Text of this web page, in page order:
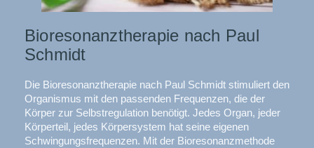
Bioresonanztherapie nach Paul
Schmidt
Die Bioresonanztherapie nach Paul Schmidt stimuliert den
Organismus mit den passenden Frequenzen, die der
Körper zur Selbstregulation benötigt. Jedes Organ, jeder
Körperteil, jedes Körpersystem hat seine eigenen
Schwingungsfrequenzen. Mit der Bioresonanzmethode